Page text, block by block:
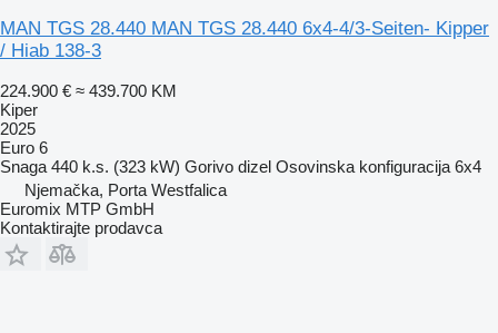
MAN TGS 28.440 MAN TGS 28.440 6x4-4/3-Seiten- Kipper
/ Hiab 138-3
224.900 € ≈ 439.700 KM
Kiper
2025
Euro 6
Snaga 440 k.s. (323 kW) Gorivo dizel Osovinska konfiguracija 6x4
Njemačka, Porta Westfalica
Euromix MTP GmbH
Kontaktirajte prodavca